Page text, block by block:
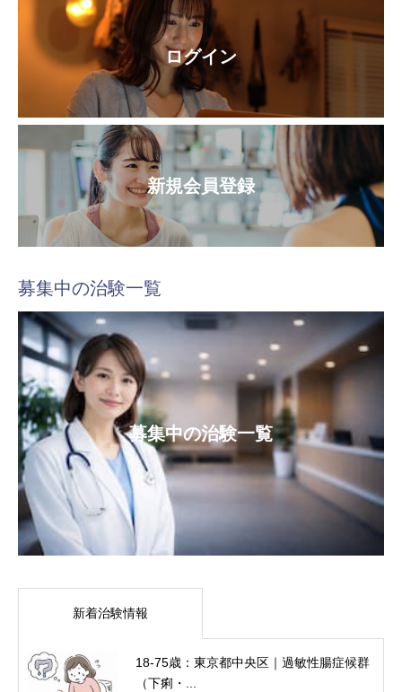
ログイン
新規会員登録
募集中の治験一覧
募集中の治験一覧
新着治験情報
18-75歳：東京都中央区｜過敏性腸症候群
（下痢・...